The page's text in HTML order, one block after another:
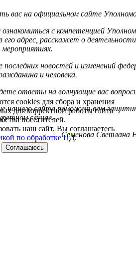
вас на официальном сайте
с компетенцией
адрес, расскажет о
последних новостей и изменений
и человека.
ответы на волнующие вас
нашего сайта поможет вам
случае.
Семенова Светлана
cookies для сбора и хранения
для корректной работы сайта
посетителей.
наш сайт, Вы соглашаетесь
по обработке ПД.
Соглашаюсь